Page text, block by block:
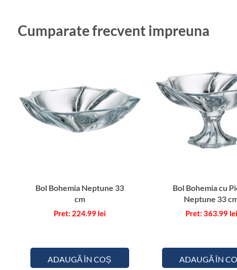
Cumparate frecvent impreuna
Bol Bohemia Neptune 33
cm
224.99 lei
ADAUGĂ ÎN COȘ
Bol Bohemia cu
Neptune 33
363.99 lei
ADAUGĂ ÎN